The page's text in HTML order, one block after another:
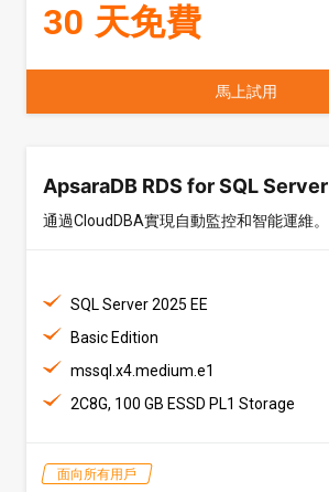
30 天免費
馬上試用
ApsaraDB RDS for SQL Server
通過CloudDBA實現自動監控和智能運維。
SQL Server 2025 EE
Basic Edition
mssql.x4.medium.e1
2C8G, 100 GB ESSD PL1 Storage
面向所有用戶